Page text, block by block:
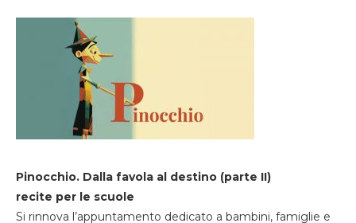
Pinocchio. Dalla favola al destino (parte II)
recite per le scuole
Si rinnova l’appuntamento dedicato a bambini, famiglie e